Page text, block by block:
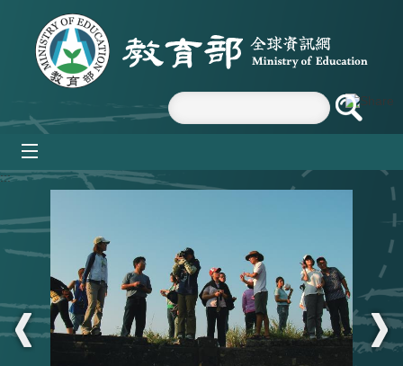
跳到主要內容區塊
:::